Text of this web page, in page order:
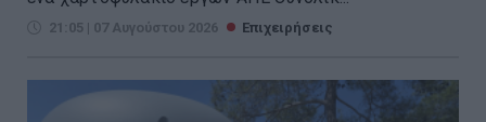
21:05 | 07 Αυγούστου 2026 Επιχειρήσεις